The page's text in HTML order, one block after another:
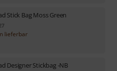
Stick Bag Moss Green
lieferbar
Designer Stickbag -NB